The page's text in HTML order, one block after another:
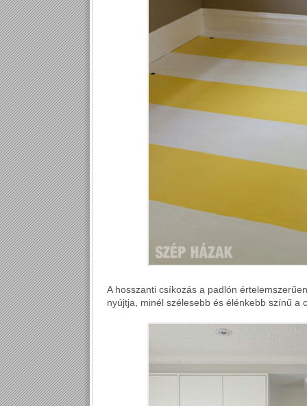
A hosszanti csíkozás a padlón
nyújtja, minél szélesebb és élénkebb színű a